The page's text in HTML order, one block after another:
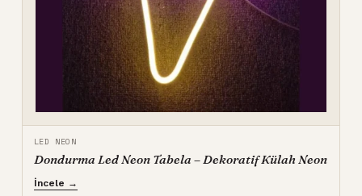
LED NEON
Dondurma Led Neon Tabela – Dekoratif Külah Neon
İncele →